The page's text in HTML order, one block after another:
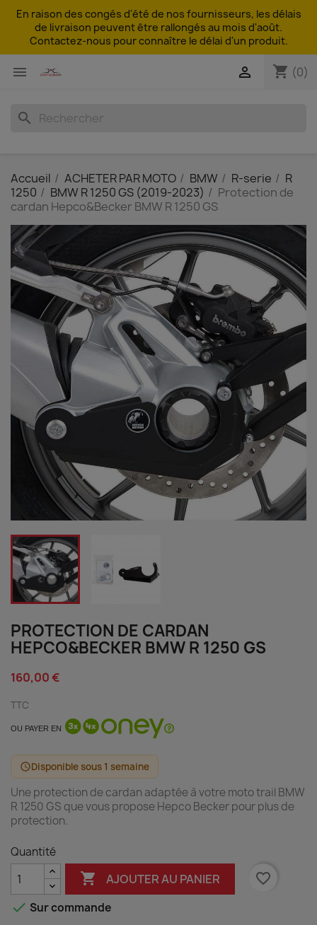
En raison des congés d'été de nos fournisseurs, les délais
de livraison peuvent être rallongés au mois d'août.
Contactez-nous pour connaître le délai d'un produit.
 shopping_cart (0)

search
Accueil ACHETER PAR MOTO BMW R-serie
R
1250
BMW R 1250 GS (2019-2023)
Protection de
cardan Hepco&Becker BMW R 1250 GS
PROTECTION DE CARDAN
HEPCO&BECKER BMW R 1250 GS
160,00 €
TTC
OU PAYER EN
scheduleDisponible sous 1 semaine
Une protection de cardan adaptée à votre moto trail BMW
R 1250 GS que vous propose Hepco Becker pour plus de
protection.
Quantité
 AJOUTER AU PANIER
favorite_border
 Sur commande